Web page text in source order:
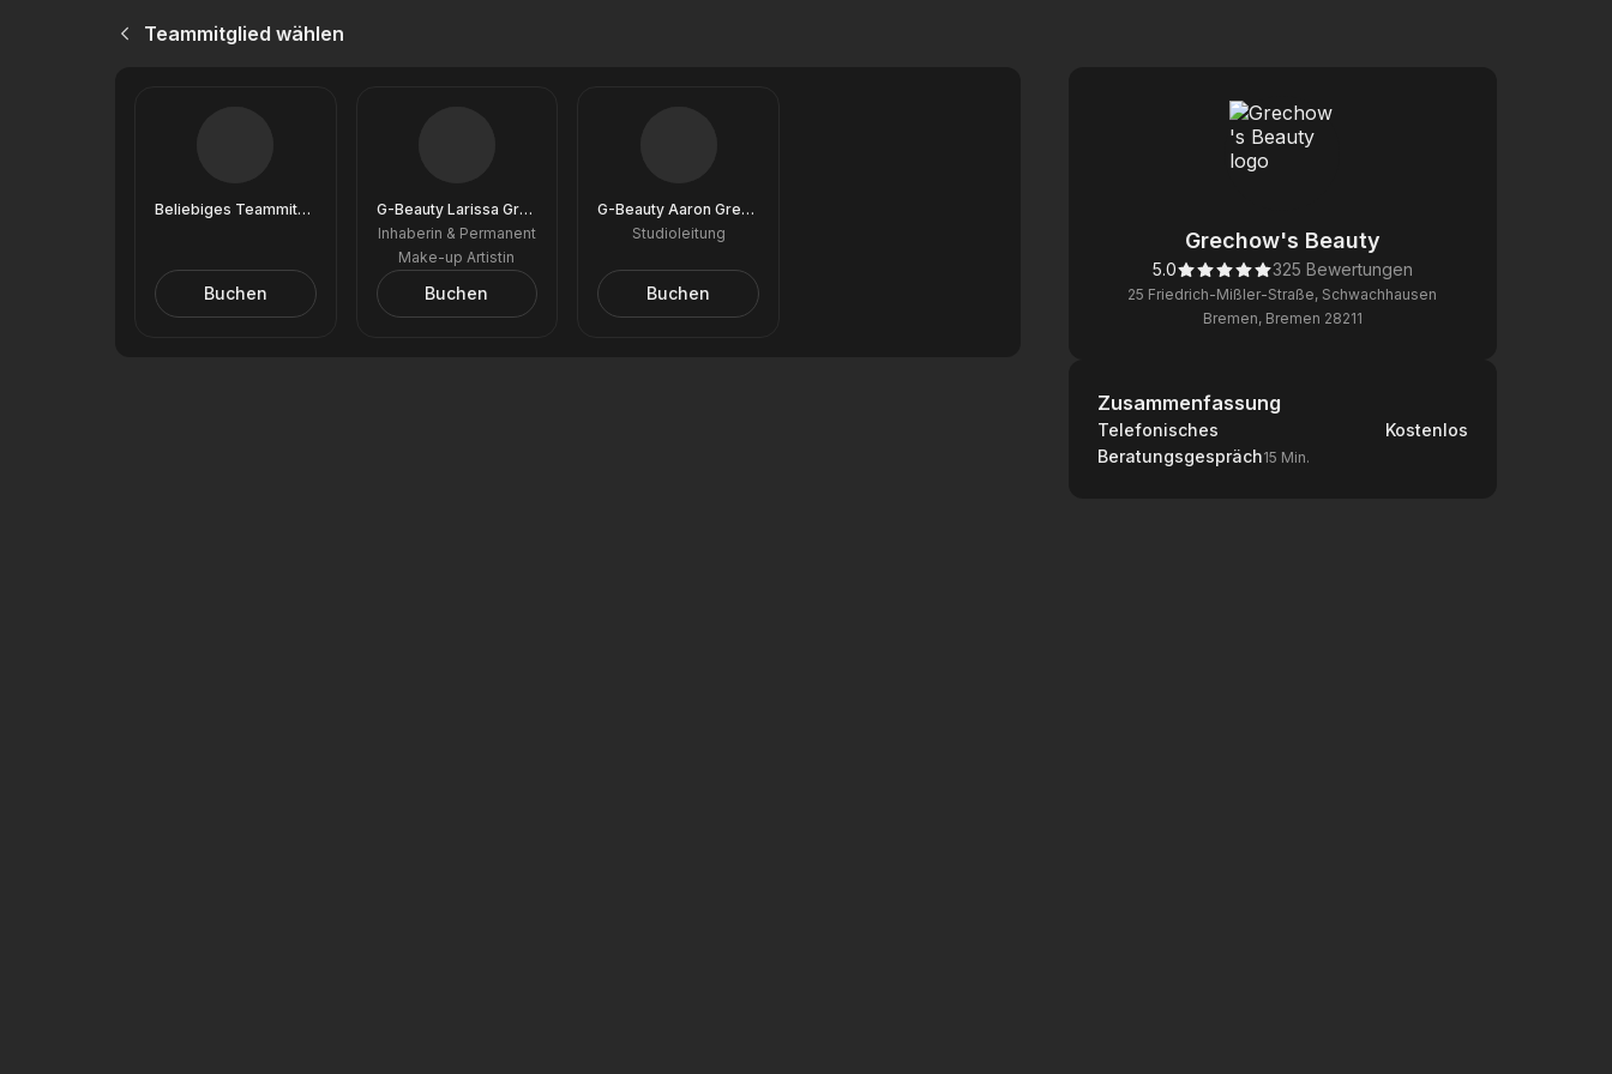
Teammitglied wählen
Beliebiges Teammitglied
Buchen
G-Beauty Larissa Grechow
Inhaberin & Permanent
Make-up Artistin
Buchen
G-Beauty Aaron Grechow
Studioleitung
Buchen
Grechow's Beauty
5.0 325 Bewertungen
25 Friedrich-Mißler-Straße, Schwachhausen
Bremen, Bremen 28211
Zusammenfassung
Zusammenfassung
Telefonisches
Beratungsgespräch15 Min.
Kostenlos